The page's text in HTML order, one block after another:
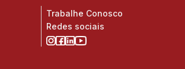
Trabalhe Conosco
Redes sociais